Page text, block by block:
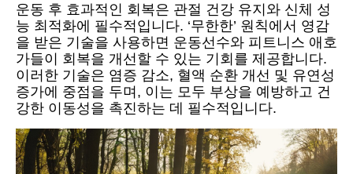
운동 후 효과적인 회복은 관절 건강 유지와 신체 성
능 최적화에 필수적입니다. ‘무한한’ 원칙에서 영감
을 받은 기술을 사용하면 운동선수와 피트니스 애호
가들이 회복을 개선할 수 있는 기회를 제공합니다.
이러한 기술은 염증 감소, 혈액 순환 개선 및 유연성
증가에 중점을 두며, 이는 모두 부상을 예방하고 건
강한 이동성을 촉진하는 데 필수적입니다.